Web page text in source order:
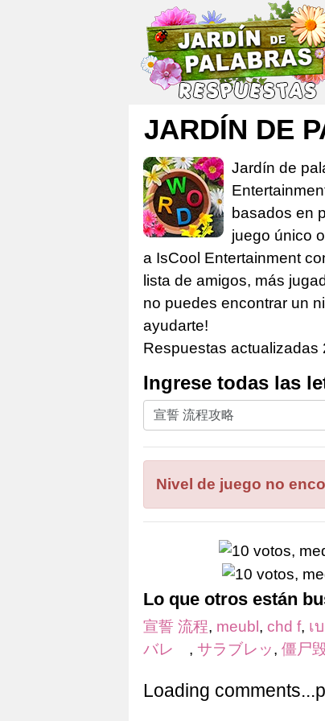
JARDÍN DE
Jardín de
basados en
juego único
a IsCool Entertainment
lista de amigos, más
no puedes encontrar un
ayudarte!
Respuestas actualizadas
Ingrese todas las
Ingrese
todas
letras
rompecabezas:
Nivel de juego no
Lo que otros están
宣誓 流程, meubl, chd f, เ
バレ , サラブレッ, 僵尸
Loading